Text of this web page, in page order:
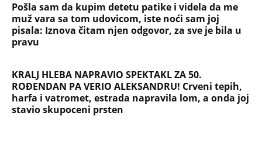
Pošla sam da kupim detetu patike i videla da me
muž vara sa tom udovicom, iste noći sam joj
pisala: Iznova čitam njen odgovor, za sve je bila u
pravu
KRALJ HLEBA NAPRAVIO SPEKTAKL ZA 50.
ROĐENDAN PA VERIO ALEKSANDRU! Crveni tepih,
harfa i vatromet, estrada napravila lom, a onda joj
stavio skupoceni prsten